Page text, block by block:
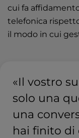
cui fa
telefonica
il modo in cui
«Il vostro
solo una
una
hai finito di